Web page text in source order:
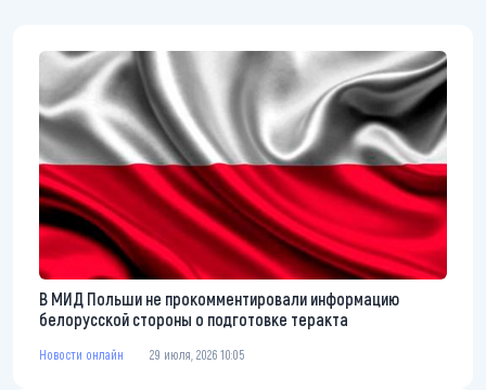
В МИД Польши не прокомментировали информацию
белорусской стороны о подготовке теракта
Новости онлайн 29 июля, 2026 10:05